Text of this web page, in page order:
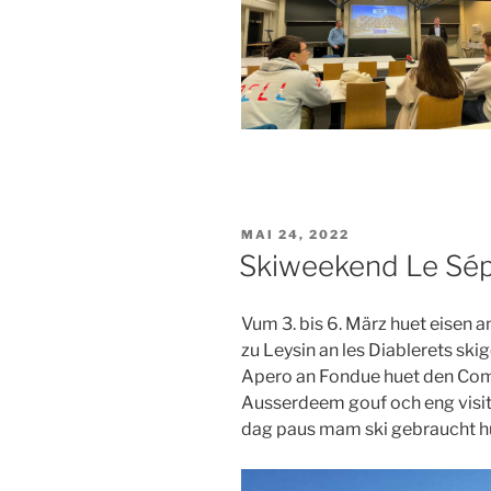
PUBLIÉ
LE
MAI 24, 2022
Skiweekend Le
Vum 3. bis 6. März huet eisen
zu Leysin an les Diablerets
Apero an Fondue huet den
Ausserdeem gouf och eng
dag paus mam ski gebraucht